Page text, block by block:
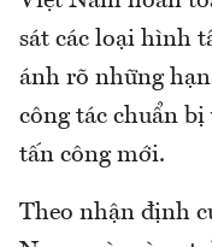
sát các loại hình
ánh rõ những
công tác chuẩn bị
tấn công mới.
Theo nhận định